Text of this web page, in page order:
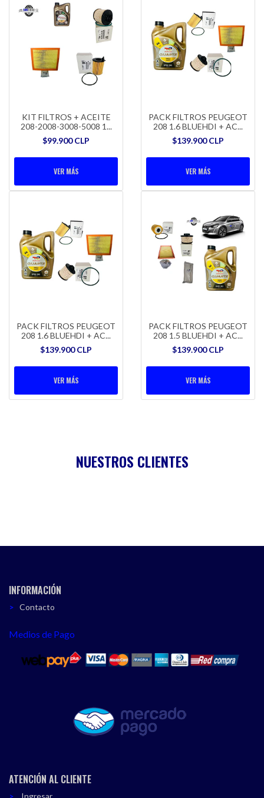
KIT FILTROS + ACEITE
208-2008-3008-5008 1...
$99.900 CLP
VER MÁS
PACK FILTROS PEUGEOT
208 1.6 BLUEHDI + AC...
$139.900 CLP
VER MÁS
PACK FILTROS PEUGEOT
208 1.6 BLUEHDI + AC...
$139.900 CLP
VER MÁS
PACK FILTROS PEUGEOT
208 1.5 BLUEHDI + AC...
$139.900 CLP
VER MÁS
NUESTROS CLIENTES
INFORMACIÓN
Contacto
Medios de Pago
ATENCIÓN AL CLIENTE
Ingresar